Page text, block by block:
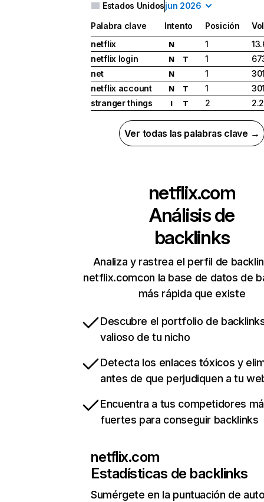
Estados Unidosjun 2026
Palabra clave Intento Posición
netflix
N 1
netflix login
N T 1
net
N 1
netflix account
N T 1
stranger things
I T 2
Ver todas las palabras clave →
netflix.com
Análisis de
backlinks
Analiza y rastrea el perfil de
netflix.comcon la base de datos de
más rápida que existe
Descubre el portfolio de
valioso de tu nicho
Detecta los enlaces tóxicos y
antes de que perjudiquen a tu
Encuentra a tus competidores
fuertes para conseguir backlinks
netflix.com
Estadísticas de backlinks
Sumérgete en la puntuación de